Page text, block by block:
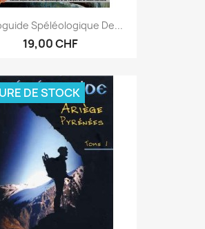
Spéléologique De...
19,00 CHF
DE STOCK